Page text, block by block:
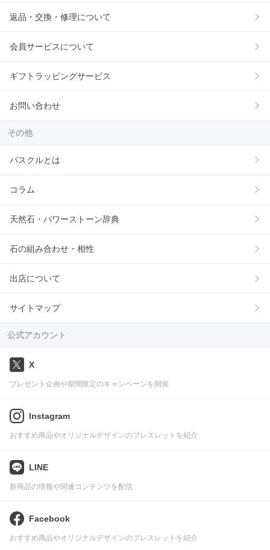
返品・交換・修理について
会員サービスについて
ギフトラッピングサービス
お問い合わせ
その他
パスクルとは
コラム
天然石・パワーストーン辞典
石の組み合わせ・相性
出店について
サイトマップ
公式アカウント
X
プレゼント企画や期間限定のキャンペーンを開催
Instagram
おすすめ商品やオリジナルデザインのブレスレットを紹介
LINE
新商品の情報や関連コンテンツを配信
Facebook
おすすめ商品やオリジナルデザインのブレスレットを紹介